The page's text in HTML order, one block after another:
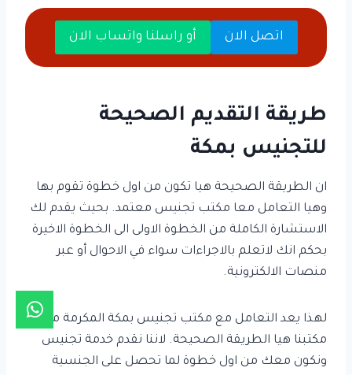
اتصل الان أو راسلنا واتساب الان
طريقة التقديم الصحيحة
للتجنيس بمكة
ان الطريقة الصحيحة هيا تكون من اول خطوة تقوم بها
وهيا التعامل معا مكتب تجنيس معتمد. بحيث يقدم لك
الاستشارة الكاملة من الخطوة الاولى الى الخطوة الاخيرة
بحكم انك لاتعلم بالاجراءات سواء في الاحوال أو عبر
منصات الالكترونية.
لهذا يعد التعامل مع مكتب تجنيس بمكة المكرمة مثل
مكتبنا هيا الطريقة الصحيحة. لاننا نقدم خدمة تجنيس
ونكون معك من اول خطوة لما تحصل على الجنسية